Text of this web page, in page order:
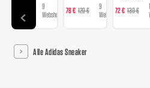
9
Webshops
78 € 120 €
9
Webshops72 € 130 €
Alle Adidas Sneaker